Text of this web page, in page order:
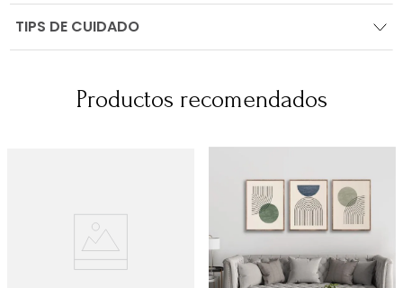
TIPS DE CUIDADO
Productos recomendados